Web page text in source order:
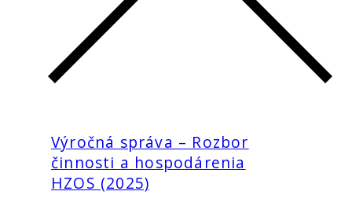
Výročná správa – Rozbor
činnosti a hospodárenia
HZOS (2025)